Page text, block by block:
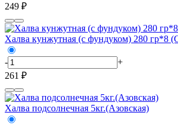
249 ₽
Халва кунжутная (с фундуком) 280 гр*8
-
+
261 ₽
Халва подсолнечная 5кг.(Азовская)